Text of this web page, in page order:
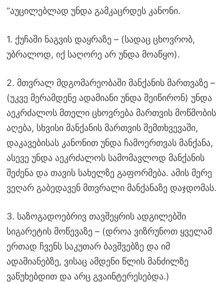
“აუცილებლად უნდა გამკაცრდეს კანონი.
1. ქუჩაში ნაგვის დაყრაზე – (სადაც ცხოვრობ,
უბრალოდ, იქ საღორე არ უნდა მოაწყო).
2. მთვრალ მდგომარეობაში მანქანის მართვაზე –
(უკვე მერამდენე ადამიანი უნდა შეიწირონ) უნდა
აეკრძალოს მთელი ცხოვრება მართვის მოწმობის
აღება, სხვისი მანქანის მართვის შემთხვევაში,
დაკავებისას კანონით უნდა ჩამოერთვას მანქანა,
ასევე უნდა აეკრძალოს სამომავლოდ მანქანის
შეძენა და თავის სახელზე გაფორმება. ამის მერე
ვეღარ გაბედავენ მთვრალი მანქანაზე დაჯდომას.
3. საზოგადოებრივ თავშეყრის ადგილებში
სიგარეტის მოწევაზე – (დროა ვიზრუნოთ ყველამ
ერთად ჩვენს საკუთარ ბავშვებზე და იმ
ადამიანებზე, ვისაც ამდენი წლის მანძილზე
ვაწუხებდით და არც გვაინტერესებდა.)